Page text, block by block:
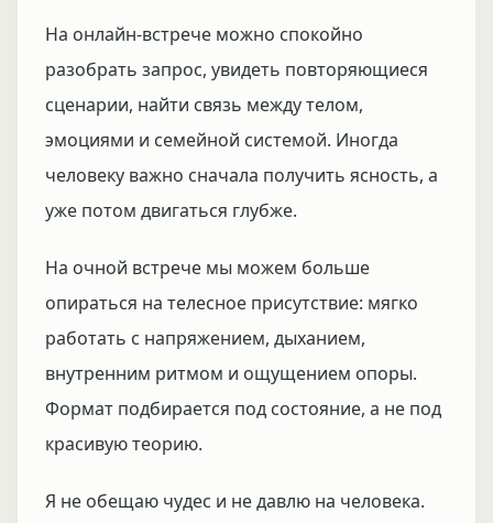
На онлайн-встрече можно спокойно
разобрать запрос, увидеть повторяющиеся
сценарии, найти связь между телом,
эмоциями и семейной системой. Иногда
человеку важно сначала получить ясность, а
уже потом двигаться глубже.
На очной встрече мы можем больше
опираться на телесное присутствие: мягко
работать с напряжением, дыханием,
внутренним ритмом и ощущением опоры.
Формат подбирается под состояние, а не под
красивую теорию.
Я не обещаю чудес и не давлю на человека.